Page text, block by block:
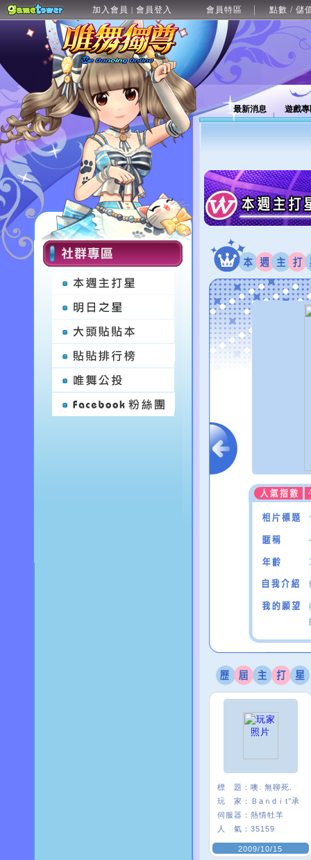
加入會員 | 會員登入 會員特區 點數 / 儲
最新消息 遊戲
標 題： 噢. 無聊死.
玩 家：
Ｂaｎdｉt°承
伺服器： 熱情牡羊
人 氣： 35159
2009/10/15